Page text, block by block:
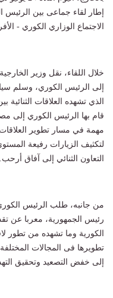
إطار لقاء جماعى بين الرئيس
الاجتماع الوزاري الكوري -
خلال اللقاء، نقل وزير
إلى الرئيس الكوري، وسلم
الذي تشهده العلاقات الثنائية
مهمة في مسار تطوير العلاقات
لتكثيف الزيارات رفيعة
التعاون الثنائي إلى آفاق أرحب.
من جانبه، طلب الرئيس
رئيس الجمهورية، معربا عن
الكورية وما تشهده من
تطويرها فى المجالات
إلى خفض التصعيد وتحقيق